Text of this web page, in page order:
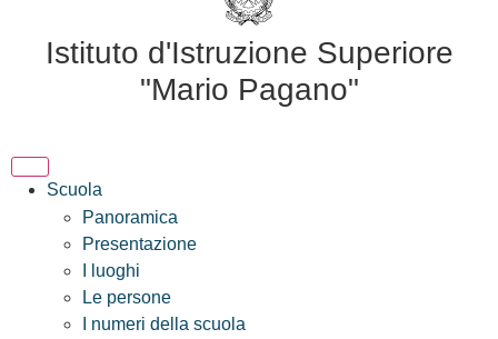
Istituto d'Istruzione Superiore
"Mario Pagano"
Scuola
Panoramica
Presentazione
I luoghi
Le persone
I numeri della scuola